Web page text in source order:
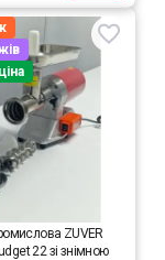
ZUVER
22 зі знімною